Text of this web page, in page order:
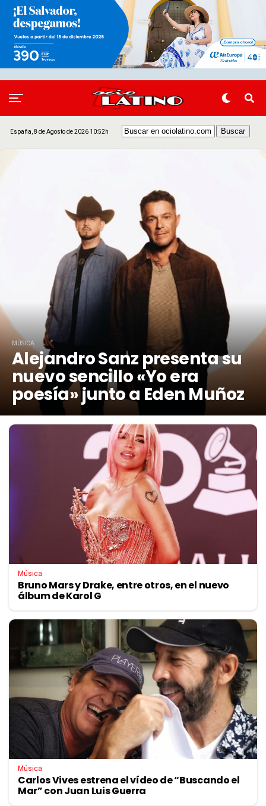
España, 8 de Agosto de 2026 10:52h
MÚSICA
Alejandro Sanz presenta su
nuevo sencillo «Yo era
poesía» junto a Eden Muñoz
Música
Bruno Mars y Drake, entre otros, en el nuevo
álbum de Karol G
Música
Carlos Vives estrena el vídeo de “Buscando el
Mar” con Juan Luis Guerra